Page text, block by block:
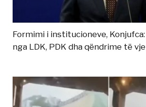
Formimi i institucioneve,
nga LDK, PDK dha qëndrime të